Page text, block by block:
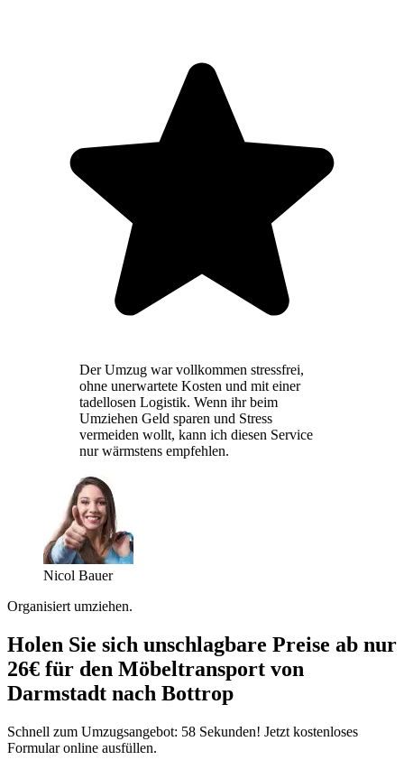
Der Umzug war vollkommen stressfrei,
ohne unerwartete Kosten und mit einer
tadellosen Logistik. Wenn ihr beim
Umziehen Geld sparen und Stress
vermeiden wollt, kann ich diesen Service
nur wärmstens empfehlen.
Nicol Bauer
Organisiert umziehen.
Holen Sie sich unschlagbare Preise ab nur
26€ für den Möbeltransport von
Darmstadt nach Bottrop
Schnell zum Umzugsangebot: 58 Sekunden! Jetzt kostenloses
Formular online ausfüllen.